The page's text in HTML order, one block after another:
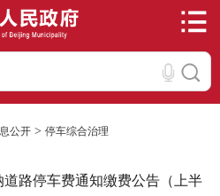
公开 > 停车综合治理
道路停车费通知缴费公告（上半